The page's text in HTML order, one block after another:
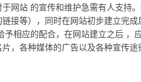
网站 的宣传和维护急需有人支持
接等），同时在网站初步建立完成
应的配合，在网站建立之后 ，
，各种媒体的广告以及各种宣传